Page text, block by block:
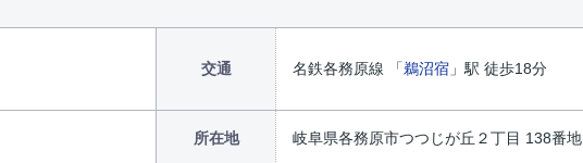
交通 名鉄各務原線 「鵜沼宿 」駅 徒歩18分
所在地 岐阜県各務原市つつじが丘２丁目 138番地